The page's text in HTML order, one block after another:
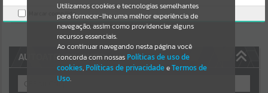
Por favor, aguarde...
NOTÍCIAS
Por favor, aguarde...
AUTOATENDIMENTO
Utilizamos cookies e tecnologias semelhantes
para fornecer-lhe uma melhor experiência de
navegação, assim como providenciar alguns
recursos essenciais.
Ao continuar navegando nesta página você
concorda com nossas Políticas de uso de
cookies, Políticas de privacidadeeTermos de
Uso.
Marcar como lido.